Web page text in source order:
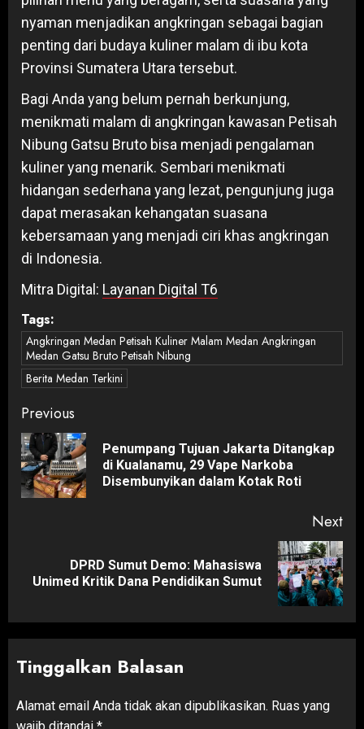
nyaman menjadikan angkringan sebagai bagian
penting dari budaya kuliner malam di ibu kota
Provinsi Sumatera Utara tersebut.
Bagi Anda yang belum pernah berkunjung,
menikmati malam di angkringan kawasan Petisah
Nibung Gatsu Bruto bisa menjadi pengalaman
kuliner yang menarik. Sembari menikmati
hidangan sederhana yang lezat, pengunjung juga
dapat merasakan kehangatan suasana
kebersamaan yang menjadi ciri khas angkringan
di Indonesia.
Mitra Digital: Layanan Digital T6
Tags:
Angkringan Medan Petisah Kuliner Malam Medan Angkringan
Medan Gatsu Bruto Petisah Nibung
Berita Medan Terkini
Post
navigation
Previous
Penumpang Tujuan Jakarta Ditangkap
di Kualanamu, 29 Vape Narkoba
Disembunyikan dalam Kotak Roti
Next
post:
DPRD Sumut Demo: Mahasiswa
Unimed Kritik Dana Pendidikan Sumut
Tinggalkan Balasan
Alamat email Anda tidak akan dipublikasikan. Ruas yang